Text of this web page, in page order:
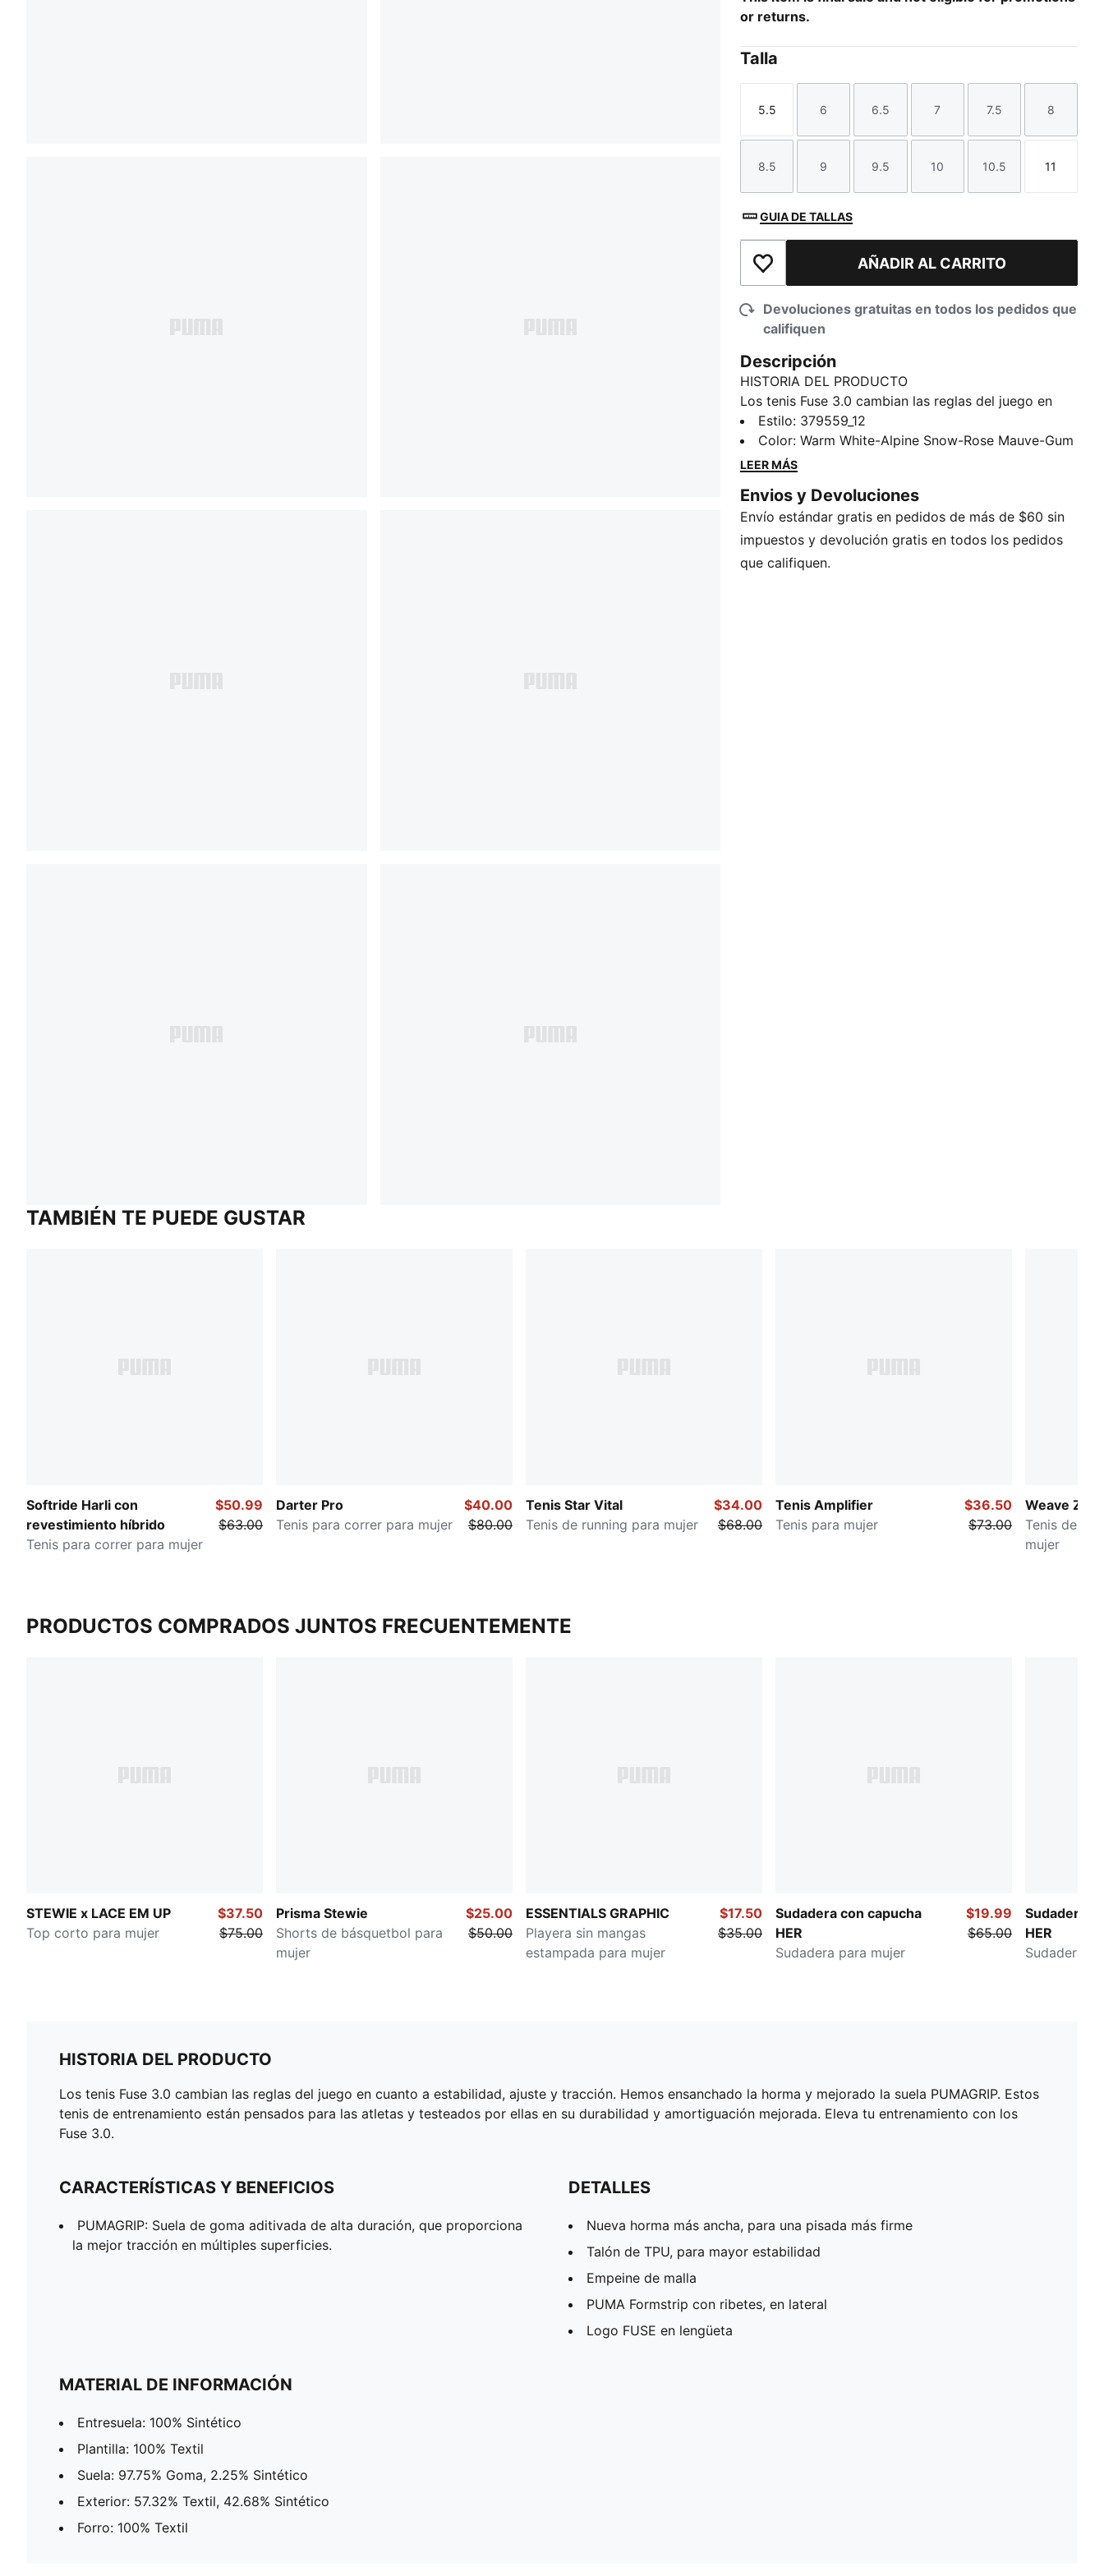
or returns.
Talla
Talla
5.5
Talla
6
Talla
6.5
Talla
7
Talla
7.5
Talla
8
Talla
8.5
Talla
9
Talla
9.5
Talla
10
Talla
10.5
Talla
11
GUIA DE TALLAS
Añadir a la lista de deseosAÑADIR AL CARRITO
Devoluciones gratuitas en todos los pedidos que
califiquen
Descripción
HISTORIA DEL PRODUCTO
Los tenis Fuse 3.0 cambian las reglas del juego en
cuanto a estabilidad, ajuste y tracción. Hemos
ensanchado la horma y mejorado la suela PUMAGRIP.
Estos tenis de entrenamiento están pensados para las
amortiguación mejorada. Eleva tu entrenamiento con
los Fuse 3.0.
CARACTERÍSTICAS Y BENEFICIOS
PUMAGRIP: Suela de goma aditivada de alta
Estilo: 379559_12
Color:Warm White-Alpine Snow-Rose Mauve-Gum
LEER MÁS
Envios y Devoluciones
Envío estándar gratis en pedidos de más de $60 sin
impuestos y devolución gratis en todos los pedidos
que califiquen.
TAMBIÉN TE PUEDE GUSTAR
Softride Harli con
revestimiento híbrido
Tenis para correr para mujer
$50.99
$63.00
Darter Pro
Tenis para correr para mujer
$40.00
$80.00
Tenis Star Vital
Tenis de running para mujer
$34.00
$68.00
Tenis Amplifier
Tenis para mujer
$36.50
$73.00
Weave Zip
Tenis de
mujer
PRODUCTOS COMPRADOS JUNTOS FRECUENTEMENTE
STEWIE x LACE EM UP
Top corto para mujer
$37.50
$75.00
Prisma Stewie
Shorts de básquetbol para
mujer
$25.00
$50.00
ESSENTIALS GRAPHIC
Playera sin mangas
estampada para mujer
$17.50
$35.00
Sudadera con capucha
HER
Sudadera para mujer
$19.99
$65.00
Sudadera
HER
Sudadera
HISTORIA DEL PRODUCTO
Los tenis Fuse 3.0 cambian las reglas del juego en cuanto a estabilidad, ajuste y tracción. Hemos ensanchado la horma y mejorado la suela PUMAGRIP. Estos
tenis de entrenamiento están pensados para las atletas y testeados por ellas en su durabilidad y amortiguación mejorada. Eleva tu entrenamiento con los
Fuse 3.0.
CARACTERÍSTICAS Y BENEFICIOS
PUMAGRIP: Suela de goma aditivada de alta duración, que proporciona
la mejor tracción en múltiples superficies.
DETALLES
Nueva horma más ancha, para una pisada más firme
Talón de TPU, para mayor estabilidad
Empeine de malla
PUMA Formstrip con ribetes, en lateral
Logo FUSE en lengüeta
MATERIAL DE INFORMACIÓN
Entresuela: 100% Sintético
Plantilla: 100% Textil
Suela: 97.75% Goma, 2.25% Sintético
Exterior: 57.32% Textil, 42.68% Sintético
Forro: 100% Textil